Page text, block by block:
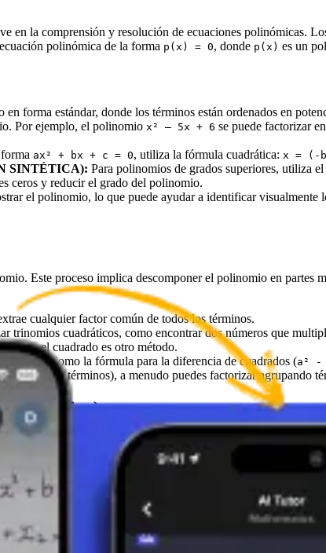
en la comprensión y resolución de ecuaciones polinómicas.
polinómica de la forma p(x) = 0, donde p(x) es un
forma estándar, donde los términos están ordenados en
Por ejemplo, el polinomio x² – 5x + 6 se puede factorizar en
ax² + bx + c = 0, utiliza la fórmula cuadrática: x = (-
SINTÉTICA): Para polinomios de grados superiores, utiliza
ceros y reducir el grado del polinomio.
el polinomio, lo que puede ayudar a identificar visualmente
Este proceso implica descomponer el polinomio en partes
cualquier factor común de todos los términos.
trinomios cuadráticos, como encontrar dos números que
el cuadrado es otro método.
Como la fórmula para la diferencia de cuadrados (a² -
ej., cuatro términos), a menudo puedes factorizar agrupando
Sintética)
puedes usar:
ceros racionales de un polinomio basándonos en sus
principal.
rápidamente un polinomio en un cierto valor (probando
de menor grado una vez que se encuentra un cero.